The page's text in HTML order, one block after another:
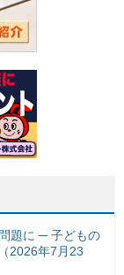
題に ─ 子どもの
2026年7月23